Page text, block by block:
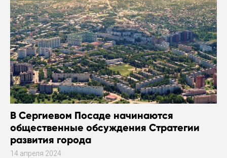
В Сергиевом Посаде начинаются
общественные обсуждения Стратегии
развития города
14 апреля 2024